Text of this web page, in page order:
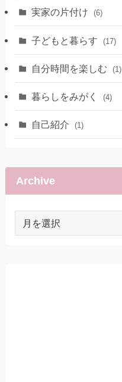
実家の片付け (6)
子どもと暮らす (17)
自分時間を楽しむ (1)
暮らしをみがく (4)
自己紹介 (1)
Archive
Archive